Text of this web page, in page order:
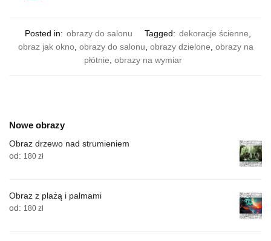
Posted in: obrazy do salonu Tagged: dekoracje ścienne
obraz jak okno, obrazy do salonu obrazy dzielone obrazy na
płótnie obrazy na wymiar
Nowe obrazy
Obraz drzewo nad strumieniem
od: 180 zł
Obraz z plażą i palmami
od: 180 zł